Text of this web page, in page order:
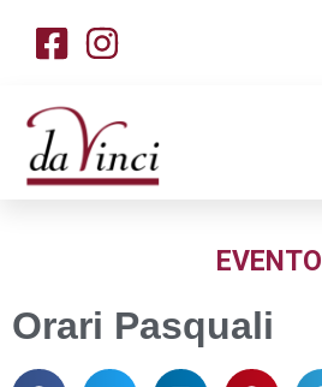
EVENTO
Orari Pasquali